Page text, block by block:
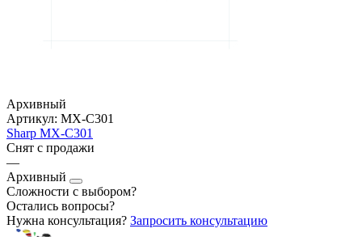
Архивный
Артикул: MX-C301
Sharp MX-C301
Снят с продажи
—
Архивный
Сложности с выбором?
Остались вопросы?
Нужна консультация? Запросить консультацию